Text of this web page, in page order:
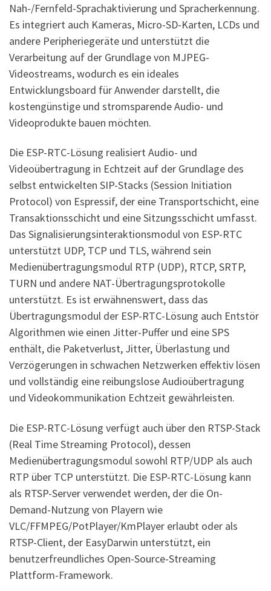
Nah-/Fernfeld-Sprachaktivierung und Spracherkennung.
Es integriert auch Kameras, Micro-SD-Karten, LCDs und
andere Peripheriegeräte und unterstützt die
Verarbeitung auf der Grundlage von MJPEG-
Videostreams, wodurch es ein ideales
Entwicklungsboard für Anwender darstellt, die
kostengünstige und stromsparende Audio- und
Videoprodukte bauen möchten.
Die ESP-RTC-Lösung realisiert Audio- und
Videoübertragung in Echtzeit auf der Grundlage des
selbst entwickelten SIP-Stacks (Session Initiation
Protocol) von Espressif, der eine Transportschicht, eine
Transaktionsschicht und eine Sitzungsschicht umfasst.
Das Signalisierungsinteraktionsmodul von ESP-RTC
unterstützt UDP, TCP und TLS, während sein
Medienübertragungsmodul RTP (UDP), RTCP, SRTP,
TURN und andere NAT-Übertragungsprotokolle
unterstützt. Es ist erwähnenswert, dass das
Übertragungsmodul der ESP-RTC-Lösung auch Entstör
Algorithmen wie einen Jitter-Puffer und eine SPS
enthält, die Paketverlust, Jitter, Überlastung und
Verzögerungen in schwachen Netzwerken effektiv lösen
und vollständig eine reibungslose Audioübertragung
und Videokommunikation Echtzeit gewährleisten.
Die ESP-RTC-Lösung verfügt auch über den RTSP-Stack
(Real Time Streaming Protocol), dessen
Medienübertragungsmodul sowohl RTP/UDP als auch
RTP über TCP unterstützt. Die ESP-RTC-Lösung kann
als RTSP-Server verwendet werden, der die On-
Demand-Nutzung von Playern wie
VLC/FFMPEG/PotPlayer/KmPlayer erlaubt oder als
RTSP-Client, der EasyDarwin unterstützt, ein
benutzerfreundliches Open-Source-Streaming
Plattform-Framework.